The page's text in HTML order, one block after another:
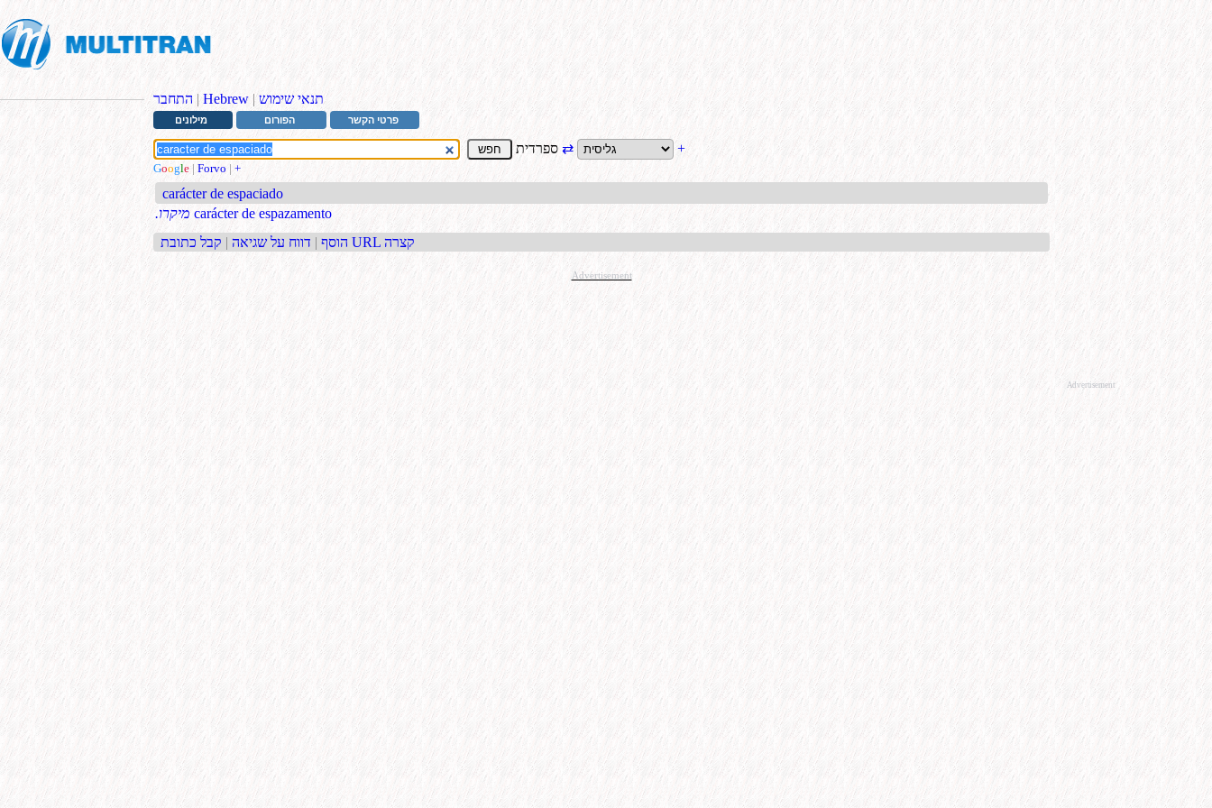
התחבר | Hebrew | תנאי שימוש
מילונים הפורום פרטי הקשר
⇄ +
Google | Forvo | +
carácter de espaciado
.מיקרו carácter de espazamento
הוסף | דווח על שגיאה | קבל כתובת URL קצרה
Advertisement
Advertisement